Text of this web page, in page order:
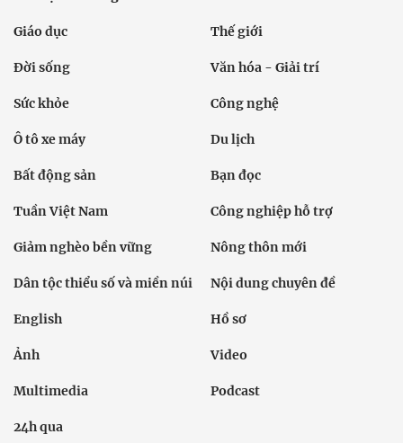
Giáo dục Thế giới
Đời sống Văn hóa - Giải trí
Sức khỏe Công nghệ
Ô tô xe máy Du lịch
Bất động sản Bạn đọc
Tuần Việt Nam Công nghiệp hỗ trợ
Giảm nghèo bền vững Nông thôn mới
Dân tộc thiểu số và miền núi Nội dung chuyên đề
English Hồ sơ
Ảnh Video
Multimedia Podcast
24h qua